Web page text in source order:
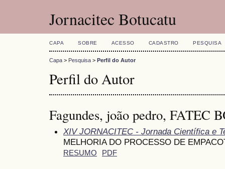
Jornacitec Botucatu
CAPA SOBRE ACESSO CADASTRO PESQUISA
Capa > Pesquisa > Perfil do Autor
Perfil do Autor
Fagundes, joão pedro, FATEC
XIV JORNACITEC - Jornada Científica e
MELHORIA DO PROCESSO DE
RESUMO PDF